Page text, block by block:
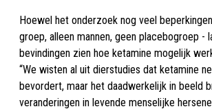
Hoewel het onderzoek nog veel
groep, alleen mannen, geen placebogroep -
bevindingen zien hoe ketamine mogelijk
“We wisten al uit dierstudies dat ketamine
bevordert, maar het daadwerkelijk in beeld
veranderingen in levende menselijke